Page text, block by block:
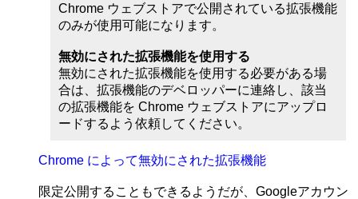
Chrome ウェブストアで公開されている拡張機能
のみが使用可能になります。
無効にされた拡張機能を使用する
無効にされた拡張機能を使用する必要がある場
合は、拡張機能のデベロッパーに連絡し、該当
の拡張機能を Chrome ウェブストアにアップロ
ードするよう依頼してください。
Chrome によって無効にされた拡張機能
限定公開することもできるようだが、Googleアカウン